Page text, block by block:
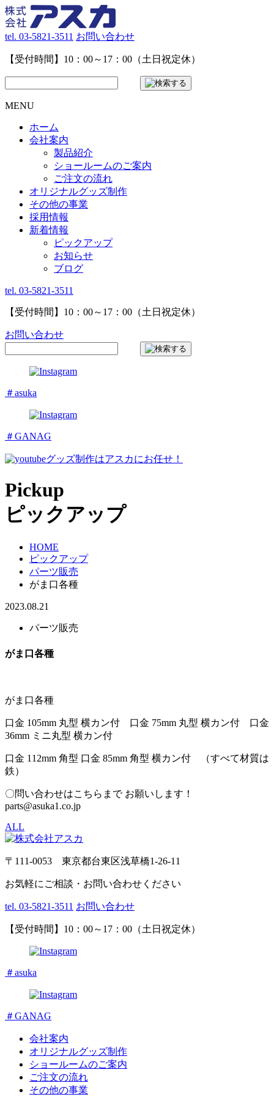
tel. 03-5821-3511 お問い合わせ
【受付時間】10：00～17：00（土日祝定休）
MENU
ホーム
会社案内
製品紹介
ショールームのご案内
ご注文の流れ
オリジナルグッズ制作
その他の事業
採用情報
新着情報
ピックアップ
お知らせ
ブログ
tel. 03-5821-3511
【受付時間】10：00～17：00（土日祝定休）
お問い合わせ
＃asuka
＃GANAG
グッズ制作はアスカにお任せ！
Pickup
ピックアップ
HOME
ピックアップ
パーツ販売
がま口各種
2023.08.21
パーツ販売
がま口各種
がま口各種
口金 105mm 丸型 横カン付 口金 75mm 丸型 横カン付 口金
36mm ミニ丸型 横カン付
口金 112mm 角型 口金 85mm 角型 横カン付 （すべて材質は
鉄）
〇問い合わせはこちらまで お願いします！
parts@asuka1.co.jp
ALL
〒111-0053 東京都台東区浅草橋1-26-11
お気軽にご相談・お問い合わせください
tel. 03-5821-3511 お問い合わせ
【受付時間】10：00～17：00（土日祝定休）
＃asuka
＃GANAG
会社案内
オリジナルグッズ制作
ショールームのご案内
ご注文の流れ
その他の事業